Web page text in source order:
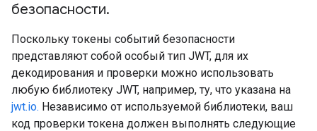
безопасности.
Поскольку токены событий безопасности
представляют собой особый тип JWT, для их
декодирования и проверки можно использовать
любую библиотеку JWT, например, ту, что указана на
jwt.io. Независимо от используемой библиотеки, ваш
код проверки токена должен выполнять следующие